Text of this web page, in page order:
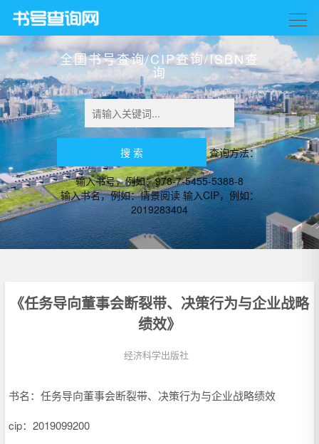
全国书号查询/CIP查询/ISBN查
询
查询方法：
输入书号，例如：978-7-5455-5388-8
输入书名，例如：情景阅读 输入CIP，例如：
2019283404
《任务导向董事会断裂带、决策行为与企业战略
绩效》
经济科学出版社
书名：任务导向董事会断裂带、决策行为与企业战略绩效
cip： 2019099200